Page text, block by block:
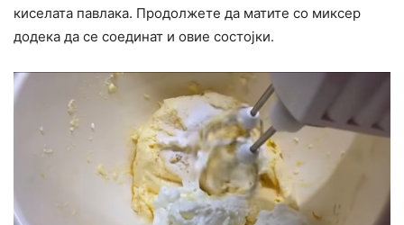
киселата павлака. Продолжете да матите со миксер
додека да се соединат и овие состојки.